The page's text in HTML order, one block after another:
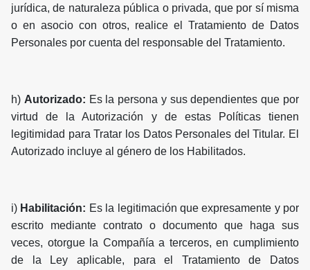
jurídica, de naturaleza pública o privada, que por sí misma
o en asocio con otros, realice el Tratamiento de Datos
Personales por cuenta del responsable del Tratamiento.
h) Autorizado: Es la persona y sus dependientes que por
virtud de la Autorización y de estas Políticas tienen
legitimidad para Tratar los Datos Personales del Titular. El
Autorizado incluye al género de los Habilitados.
i) Habilitación: Es la legitimación que expresamente y por
escrito mediante contrato o documento que haga sus
veces, otorgue la Compañía a terceros, en cumplimiento
de la Ley aplicable, para el Tratamiento de Datos